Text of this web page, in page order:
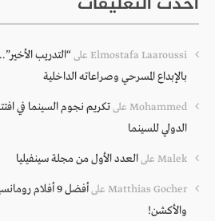
Elmostafa Laaroussi على“التدريب
بالإبداع المسرحي وصراعاته الداخلية
Mohammed علىتكريم نجوم السينما في
الدولي للسينما
Malek علىالعدد الأول من مجلة سينفيليا
Matthias Gocher على
أفضل 9 أفلام
والأكشن!